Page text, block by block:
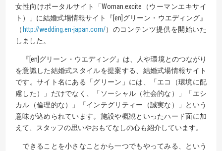
女性向けポータルサイト「Woman.excite（ウーマンエキサイ
ト）」に結婚式場情報サイト『[en]グリーン・ウエディング』
（ http://wedding.en-japan.com/）のコンテンツ提供を開始いた
しました。
『[en]グリーン・ウエディング』は、人や環境とのつながり
を意識した結婚式スタイルを提案する、結婚式場情報サイト
です。サイト名にある「グリーン」には、「エコ（環境に配
慮した）」だけでなく、「ソーシャル（社会的な）」「エシ
カル（倫理的な）」「インテグリティー（誠実な）」という
意味が込められています。施設や概観といったハード面に加
えて、スタッフの思いやおもてなしの心も紹介しています。
できることを小さなことから一つでもやってみる、という